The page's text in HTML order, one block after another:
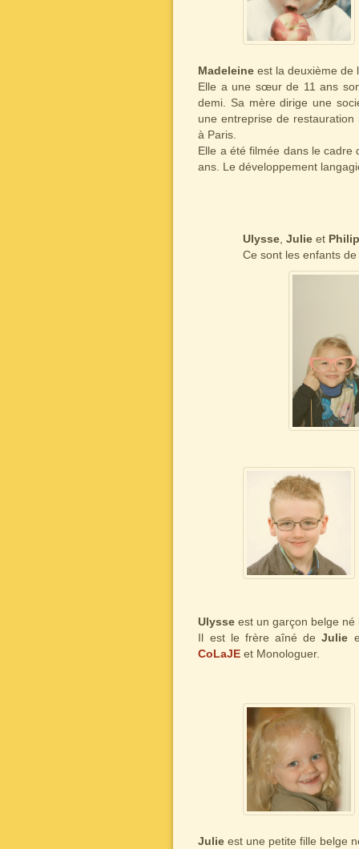
Madeleine est la deuxième de
Elle a une sœur de 11 ans
demi. Sa mère dirige une
une entreprise de
à Paris.
Elle a été filmée dans le cadre
ans. Le développement
Ulysse,Julie et
Ce sont les enfants
Ulysse est un garçon belge
Il est le frère aîné deJulie
CoLaJE et Monologuer.
Julie est une petite fille belge